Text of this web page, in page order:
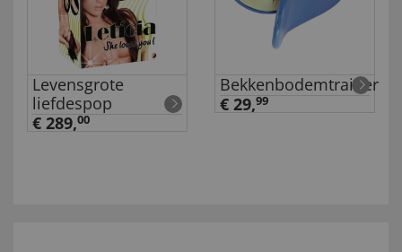
Levensgrote
liefdespop
€ 289,00
Bekkenbodemtrainer
€ 29,99